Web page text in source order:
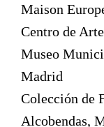
Maison
Centro de
Museo
Madrid
Colección de
Alcobendas,